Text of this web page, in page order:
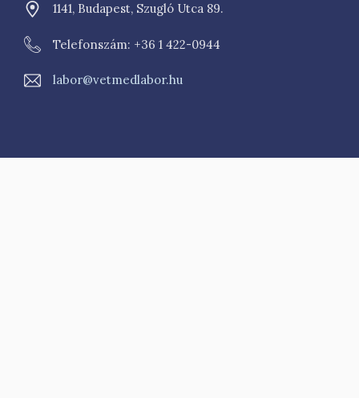
1141, Budapest, Szugló Utca 89.
Telefonszám: +36 1 422-0944
labor@vetmedlabor.hu